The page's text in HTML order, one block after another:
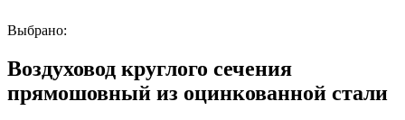
Выбрано:
Воздуховод круглого сечения
прямошовный из оцинкованной стали